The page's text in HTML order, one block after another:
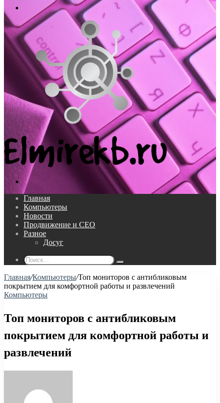
Меню
Поиск...
Главная
Компьютеры
Новости
Продвижение и СЕО
Разное
Досуг
Поиск...
Главная/Компьютеры/Топ мониторов с антибликовым
покрытием для комфортной работы и развлечений
Компьютеры
Топ мониторов с антибликовым
покрытием для комфортной работы и
развлечений